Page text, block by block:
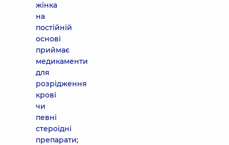
жінка
на
постійній
основі
приймає
медикаменти
для
розрідження
крові
чи
певні
стероїдні
препарати;